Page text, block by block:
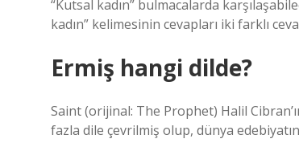
“Kutsal kadın” bulmacalarda
kadın” kelimesinin cevapları iki farklı
Ermiş hangi dilde?
Saint (orijinal: The Prophet) Halil
fazla dile çevrilmiş olup, dünya